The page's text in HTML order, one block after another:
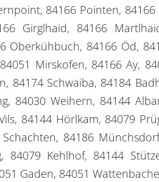
84166 Pointen,
Girglhaid, 84166
Oberkühbuch, 84166 Öd,
Mirskofen, 84166 Ay,
84174 Schwaiba, 84184
84030 Weihern, 84144
84144 Hörlkam, 84079
84186
84079 Kehlhof, 84144
Gaden, 84051